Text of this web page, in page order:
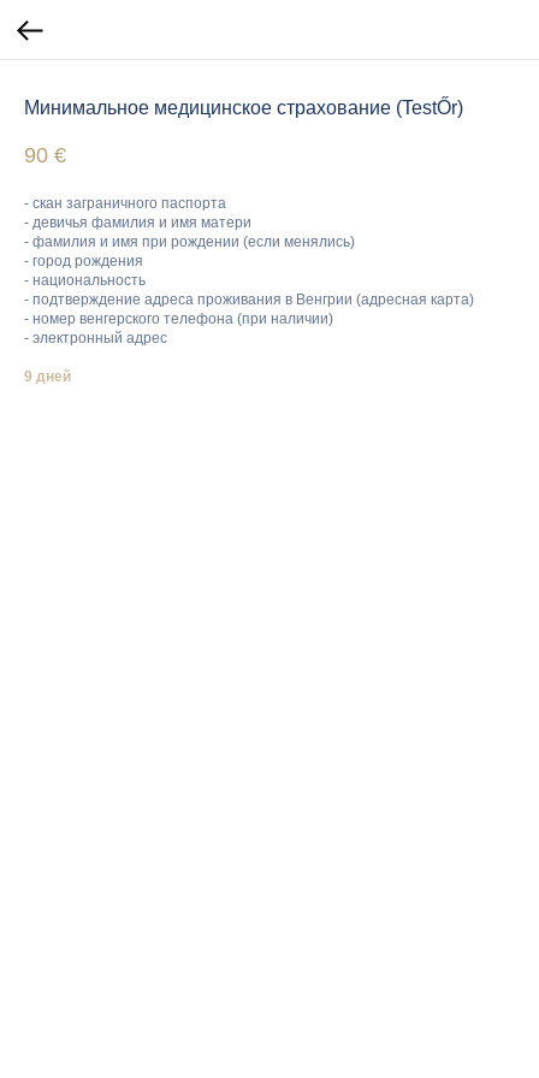
Минимальное медицинское страхование (TestŐr)
90 €
- скан заграничного паспорта
- девичья фамилия и имя матери
- фамилия и имя при рождении (если менялись)
- город рождения
- национальность
- подтверждение адреса проживания в Венгрии (адресная карта)
- номер венгерского телефона (при наличии)
- электронный адрес
9 дней